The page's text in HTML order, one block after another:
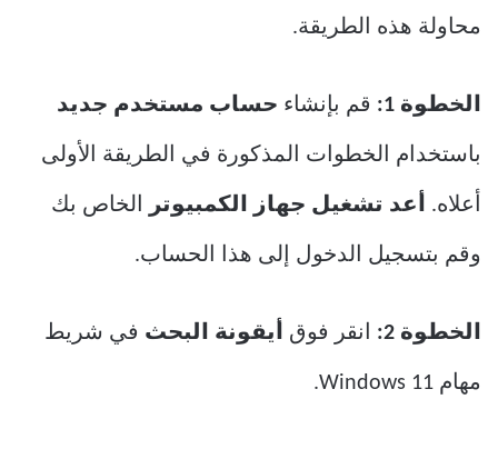
محاولة هذه الطريقة.
الخطوة 1: قم بإنشاء حساب مستخدم جديد
باستخدام الخطوات المذكورة في الطريقة الأولى
أعلاه. أعد تشغيل جهاز الكمبيوتر الخاص بك
وقم بتسجيل الدخول إلى هذا الحساب.
الخطوة 2: انقر فوق أيقونة البحث في شريط
مهام Windows 11.